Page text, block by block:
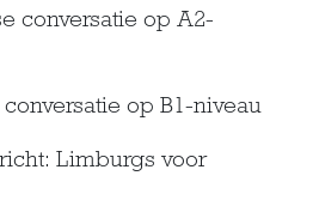
conversatie op A2-
op B1-niveau
Limburgs voor